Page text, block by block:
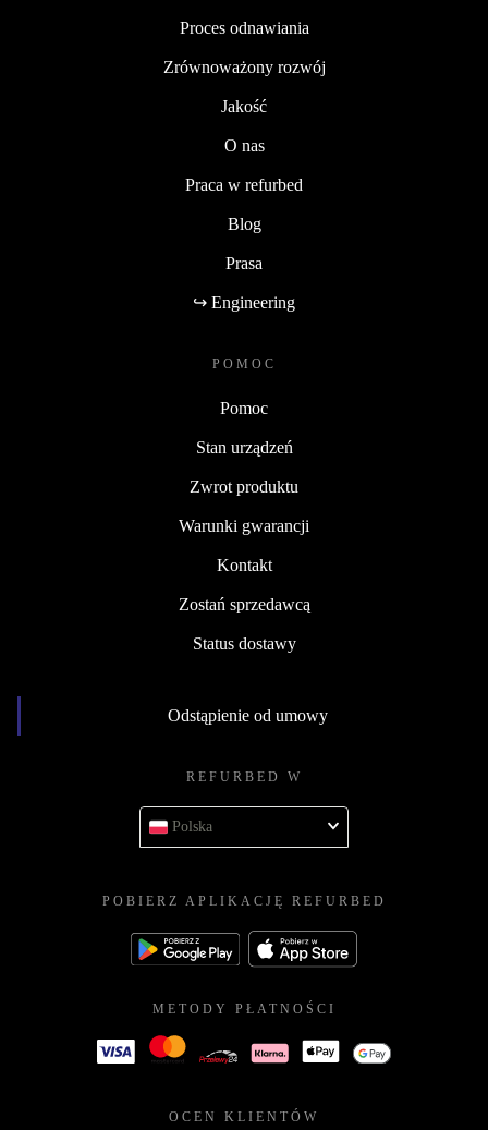
Proces odnawiania
Zrównoważony rozwój
Jakość
O nas
Praca w refurbed
Blog
Prasa
↪ Engineering
POMOC
Pomoc
Stan urządzeń
Zwrot produktu
Warunki gwarancji
Kontakt
Zostań sprzedawcą
Status dostawy
Odstąpienie od umowy
REFURBED W
Polska
POBIERZ APLIKACJĘ REFURBED
METODY PŁATNOŚCI
OCEN KLIENTÓW